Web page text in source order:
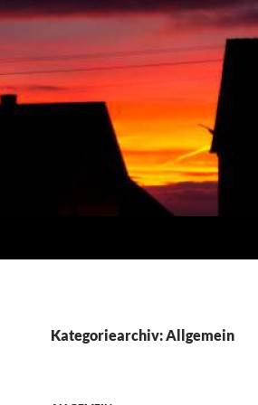
Kategoriearchiv: Allgemein